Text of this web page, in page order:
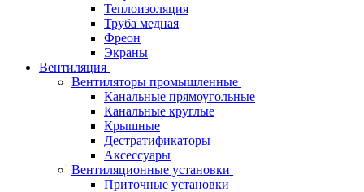
Теплоизоляция
Труба медная
Фреон
Экраны
Вентиляция
Вентиляторы промышленные
Канальные прямоугольные
Канальные круглые
Крышные
Дестратификаторы
Аксессуары
Вентиляционные установки
Приточные установки